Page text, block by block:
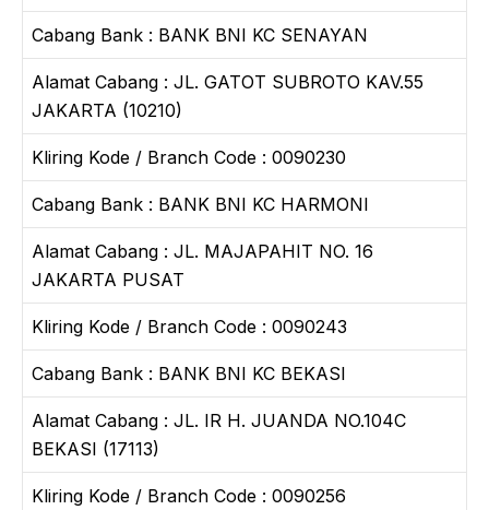
Cabang Bank : BANK BNI KC SENAYAN
Alamat Cabang : JL. GATOT SUBROTO KAV.55
JAKARTA (10210)
Kliring Kode / Branch Code : 0090230
Cabang Bank : BANK BNI KC HARMONI
Alamat Cabang : JL. MAJAPAHIT NO. 16
JAKARTA PUSAT
Kliring Kode / Branch Code : 0090243
Cabang Bank : BANK BNI KC BEKASI
Alamat Cabang : JL. IR H. JUANDA NO.104C
BEKASI (17113)
Kliring Kode / Branch Code : 0090256